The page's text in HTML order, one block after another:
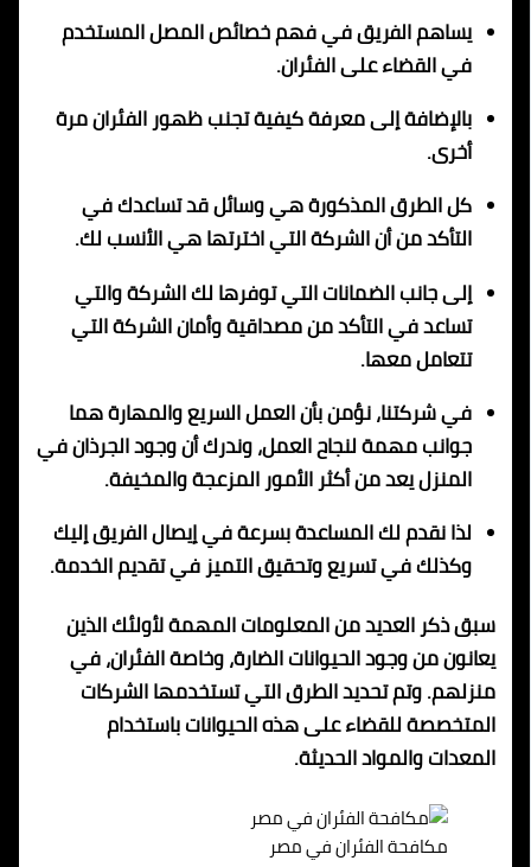
يساهم الفريق في فهم خصائص المصل المستخدم
في القضاء على الفئران.
بالإضافة إلى معرفة كيفية تجنب ظهور الفئران مرة
أخرى.
كل الطرق المذكورة هي وسائل قد تساعدك في
التأكد من أن الشركة التي اخترتها هي الأنسب لك.
إلى جانب الضمانات التي توفرها لك الشركة والتي
تساعد في التأكد من مصداقية وأمان الشركة التي
تتعامل معها.
في شركتنا، نؤمن بأن العمل السريع والمهارة هما
جوانب مهمة لنجاح العمل، وندرك أن وجود الجرذان في
المنزل يعد من أكثر الأمور المزعجة والمخيفة.
لذا نقدم لك المساعدة بسرعة في إيصال الفريق إليك
وكذلك في تسريع وتحقيق التميز في تقديم الخدمة.
سبق ذكر العديد من المعلومات المهمة لأولئك الذين
يعانون من وجود الحيوانات الضارة، وخاصة الفئران، في
منزلهم. وتم تحديد الطرق التي تستخدمها الشركات
المتخصصة للقضاء على هذه الحيوانات باستخدام
المعدات والمواد الحديثة.
مكافحة الفئران في مصر